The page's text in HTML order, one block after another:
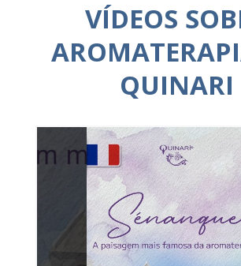
VÍDEOS
QUINARI